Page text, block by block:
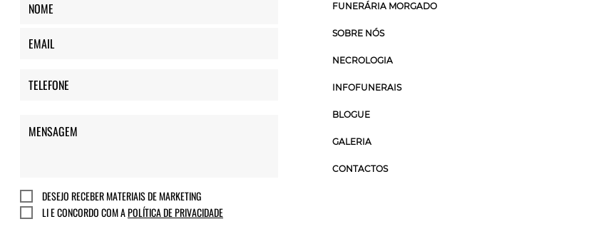
DESEJO RECEBER MATERIAIS DE MARKETING
LI E CONCORDO COM APOLÍTICA DE PRIVACIDADE
FUNERÁRIA MORGADO
SOBRE NÓS
NECROLOGIA
INFOFUNERAIS
BLOGUE
GALERIA
CONTACTOS